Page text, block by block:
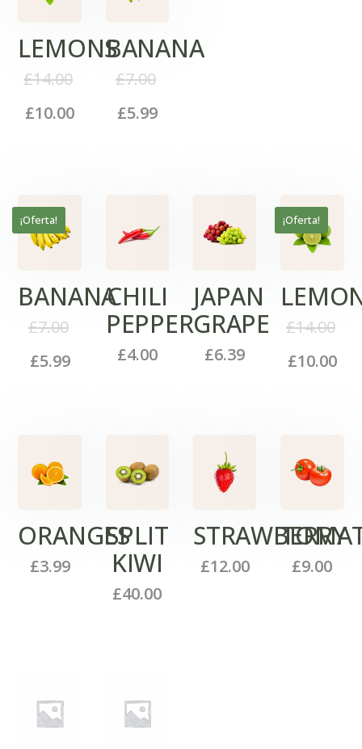
LEMONS
£14.00
£10.00
BANANA
£7.00
£5.99
¡Oferta!
BANANA
£7.00
£5.99
CHILI
PEPPER
£4.00
JAPAN
GRAPE
£6.39
¡Oferta!
£14.00
£10.00
ORANGES
£3.99
SPLIT
KIWI
£40.00
STRAWBERRY
£12.00 £9.00